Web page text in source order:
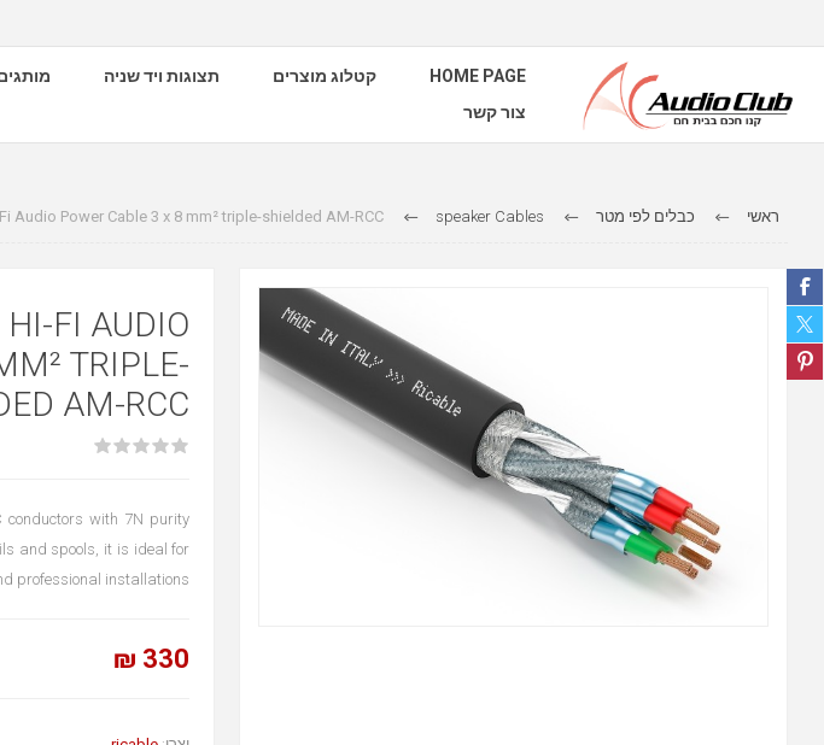
HOME PAGE קטלוג מוצרים תצוגות ויד שניה
צור קשר
ראשי כבלים לפי מטר speaker Cables
Audio Power Cable 3 x 8 mm² triple-shielded AM-RCC
HI-FI AUDIO
TRIPLE-
AM-RCC
conductors with 7N purity
and spools, it is ideal for
professional installations.
330 ₪